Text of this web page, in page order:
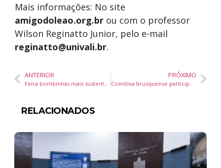
Mais informações: No site
amigodoleao.org.br ou com o professor
Wilson Reginatto Junior, pelo e-mail
reginatto@univali.br.
ANTERIOR PRÓXIMO
RELACIONADOS